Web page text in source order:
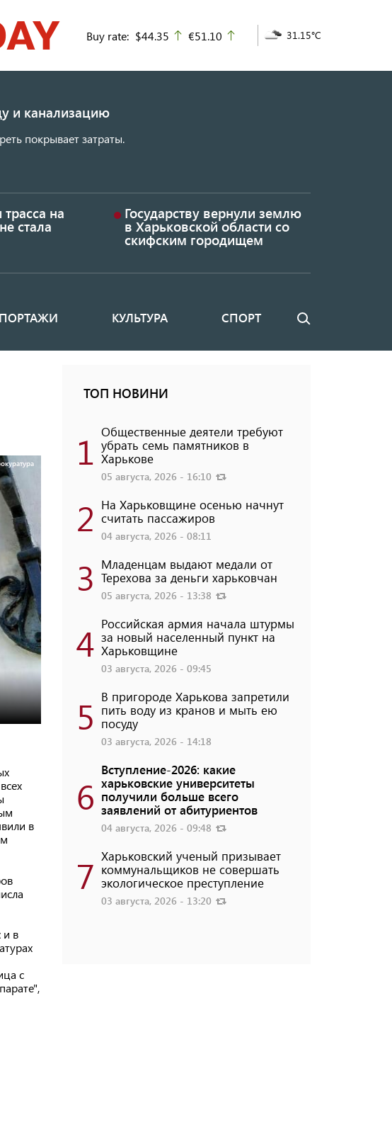
Buy rate: $44.35 up
€51.10 31.15°C
и канализацию
покрывает затраты.
на
стала
Государству вернули землю
в Харьковской области со
скифским городищем
КУЛЬТУРА СПОРТ Поиск
в
и в
с
ТОП НОВИНИ
1 Общественные деятели требуют
убрать семь памятников в
Харькове
05 августа, 2026 - 16:10
2 На Харьковщине осенью начнут
считать пассажиров
04 августа, 2026 - 08:11
3 Младенцам выдают медали от
Терехова за деньги харьковчан
05 августа, 2026 - 13:38
4 Российская армия начала штурмы
за новый населенный пункт на
Харьковщине
03 августа, 2026 - 09:45
5 В пригороде Харькова запретили
пить воду из кранов и мыть ею
посуду
03 августа, 2026 - 14:18
6
Вступление-2026: какие
харьковские университеты
получили больше всего
заявлений от абитуриентов
04 августа, 2026 - 09:48
7 Харьковский ученый призывает
коммунальщиков не совершать
экологическое преступление
03 августа, 2026 - 13:20